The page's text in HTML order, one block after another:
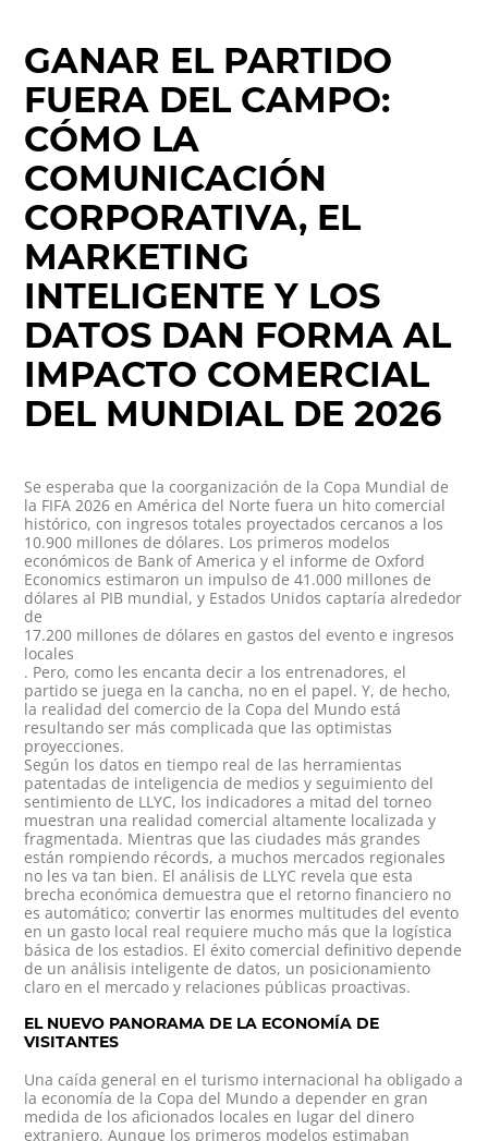
GANAR EL PARTIDO
FUERA DEL CAMPO:
CÓMO LA
COMUNICACIÓN
CORPORATIVA, EL
MARKETING
INTELIGENTE Y LOS
DATOS DAN FORMA AL
IMPACTO COMERCIAL
DEL MUNDIAL DE 2026
Se esperaba que la coorganización de la Copa Mundial de
la FIFA 2026 en América del Norte fuera un hito comercial
histórico, con ingresos totales proyectados cercanos a los
10.900 millones de dólares. Los primeros modelos
económicos de Bank of America y el informe de Oxford
Economics estimaron un impulso de 41.000 millones de
dólares al PIB mundial, y Estados Unidos captaría alrededor
de
17.200 millones de dólares en gastos del evento e ingresos
locales
. Pero, como les encanta decir a los entrenadores, el
partido se juega en la cancha, no en el papel. Y, de hecho,
la realidad del comercio de la Copa del Mundo está
resultando ser más complicada que las optimistas
proyecciones.
Según los datos en tiempo real de las herramientas
patentadas de inteligencia de medios y seguimiento del
sentimiento de LLYC, los indicadores a mitad del torneo
muestran una realidad comercial altamente localizada y
fragmentada. Mientras que las ciudades más grandes
están rompiendo récords, a muchos mercados regionales
no les va tan bien. El análisis de LLYC revela que esta
brecha económica demuestra que el retorno financiero no
es automático; convertir las enormes multitudes del evento
en un gasto local real requiere mucho más que la logística
básica de los estadios. El éxito comercial definitivo depende
de un análisis inteligente de datos, un posicionamiento
claro en el mercado y relaciones públicas proactivas.
EL NUEVO PANORAMA DE LA ECONOMÍA DE
VISITANTES
Una caída general en el turismo internacional ha obligado a
la economía de la Copa del Mundo a depender en gran
medida de los aficionados locales en lugar del dinero
extranjero. Aunque los primeros modelos estimaban